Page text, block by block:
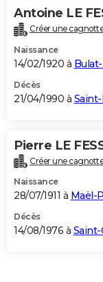
Antoine LE
Créer une
Naissance
14/02/1920 à
Décès
21/04/1990 à
Pierre LE
Créer une
Naissance
28/07/1911 à Maël-
Décès
14/08/1976 à